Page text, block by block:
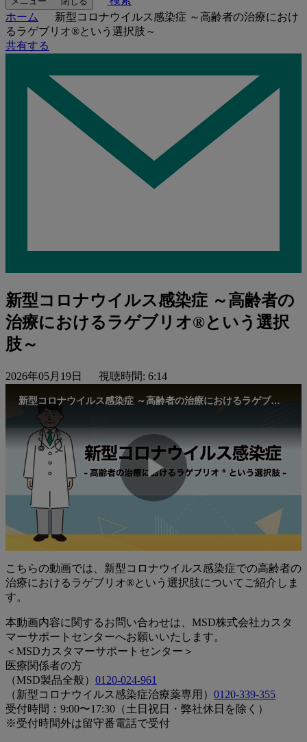
ホーム
新型コロナウイルス感染症 ～高齢者の治療におけ
るラゲブリオ®という選択肢～
共有する
新型コロナウイルス感染症 ～高齢者の
治療におけるラゲブリオ®という選択
肢～
2026年05月19日 視聴時間: 6:14
新型コロナウイルス感染症 ～高齢者の治療におけるラゲブリオ®という選択肢～
Play
Video
こちらの動画では、新型コロナウイルス感染症での高齢者の
治療におけるラゲブリオ®という選択肢についてご紹介しま
す。
本動画内容に関するお問い合わせは、MSD株式会社カスタ
マーサポートセンターへお願いいたします。
＜MSDカスタマーサポートセンター＞
医療関係者の方
（MSD製品全般） 0120-024-961
（新型コロナウイルス感染症治療薬専用） 0120-339-355
受付時間：9:00〜17:30（土日祝日・弊社休日を除く）
※受付時間外は留守番電話で受付